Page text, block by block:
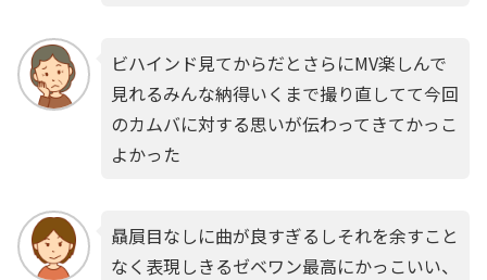
ビハインド見てからだとさらにMV楽しんで
見れるみんな納得いくまで撮り直してて今回
のカムバに対する思いが伝わってきてかっこ
よかった
贔屓目なしに曲が良すぎるしそれを余すこと
なく表現しきるゼベワン最高にかっこいい、